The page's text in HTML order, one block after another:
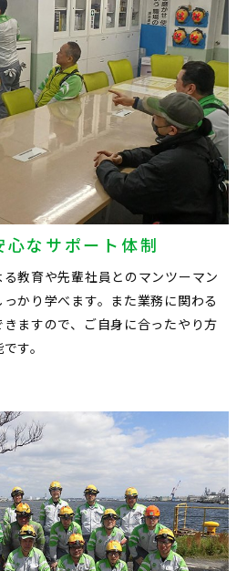
なサポート体制
教育や先輩社員とのマンツーマン
かり学べます。また業務に関わる
ますので、ご自身に合ったやり方
す。